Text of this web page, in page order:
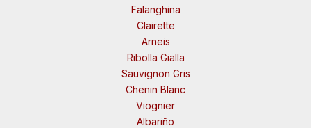
Falanghina
Clairette
Arneis
Ribolla Gialla
Sauvignon Gris
Chenin Blanc
Viognier
Albariño